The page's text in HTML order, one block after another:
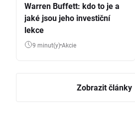
Warren Buffett: kdo to je a
jaké jsou jeho investiční
lekce
9 minut(y) Akcie
Zobrazit články